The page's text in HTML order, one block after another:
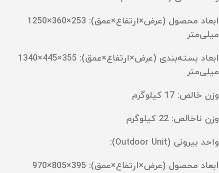
ابعاد محصول (عرض×ارتفاع×عمق): ‎1250×360×253
میلی‌متر
ابعاد بسته‌بندی (عرض×ارتفاع×عمق): ‎1340×445×355
میلی‌متر
وزن خالص: ‎17 کیلوگرم
وزن ناخالص: ‎22 کیلوگرم
واحد بیرونی (Outdoor Unit):
ابعاد محصول (عرض×ارتفاع×عمق): ‎970×805×395